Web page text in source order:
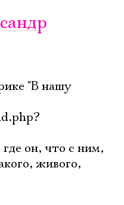
"В нашу
он, что с ним,
живого,